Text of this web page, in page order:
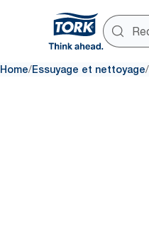
Home/Essuyage et nettoyage/